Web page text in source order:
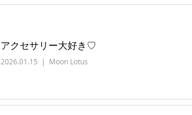
アクセサリー大好き♡
2026.01.15 Moon Lotus